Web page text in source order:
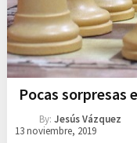
Pocas sorpresas
By: Jesús Vázquez
13 noviembre, 2019